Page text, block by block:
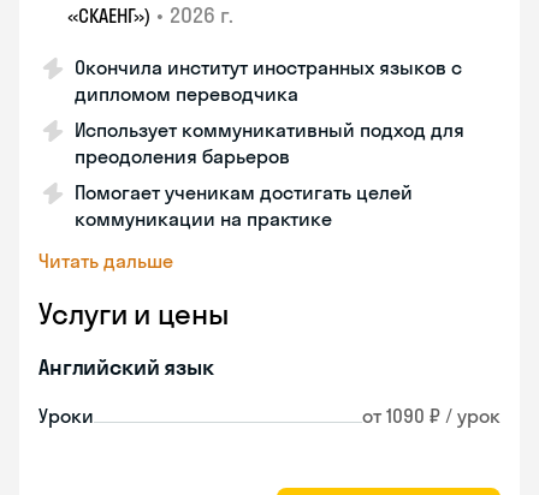
«СКАЕНГ») • 2026 г.
Окончила институт иностранных языков с
дипломом переводчика
Использует коммуникативный подход для
преодоления барьеров
Помогает ученикам достигать целей
коммуникации на практике
Читать дальше
Услуги и цены
Английский язык
Уроки от 1090 ₽ / урок